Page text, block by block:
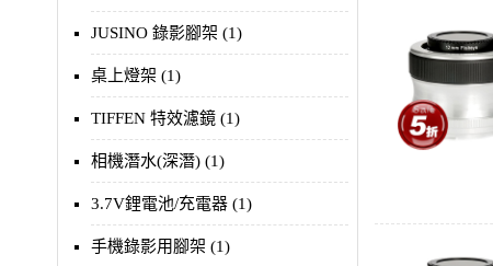
JUSINO 錄影腳架 (1)
桌上燈架 (1)
TIFFEN 特效濾鏡 (1)
相機潛水(深潛) (1)
3.7V鋰電池/充電器 (1)
手機錄影用腳架 (1)